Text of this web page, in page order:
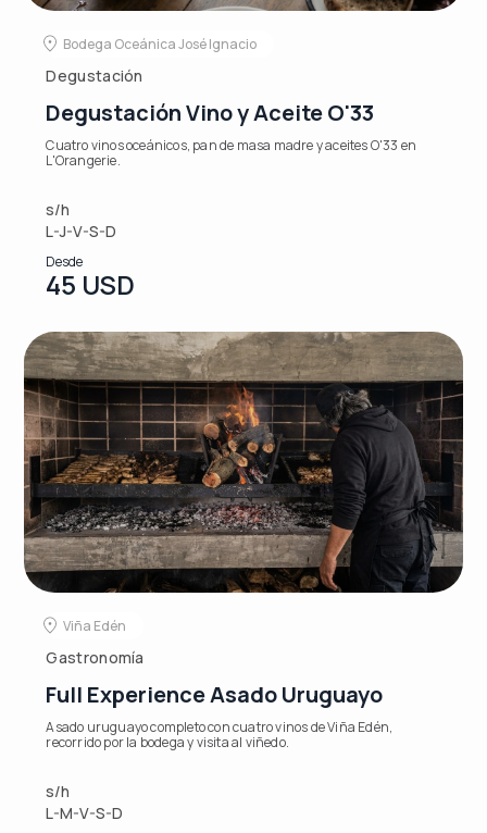
Bodega Oceánica José Ignacio
Degustación
Degustación Vino y Aceite O'33
Cuatro vinos oceánicos, pan de masa madre y aceites O'33 en
L'Orangerie.
s/h
L-J-V-S-D
Desde
45 USD
Viña Edén
Gastronomía
Full Experience Asado Uruguayo
Asado uruguayo completo con cuatro vinos de Viña Edén,
recorrido por la bodega y visita al viñedo.
s/h
L-M-V-S-D